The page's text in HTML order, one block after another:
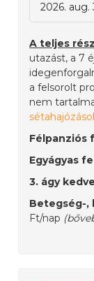
2026. aug.
A teljes
utazást, a 7
a felsorolt
nem
Félpanziós
Egyágyas
3. ágy
Betegség-,
Ft/nap